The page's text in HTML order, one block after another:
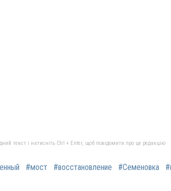
текст і натисніть Ctrl + Enter, щоб повідомити про це редакцію
#мост #восстановление #Семеновка